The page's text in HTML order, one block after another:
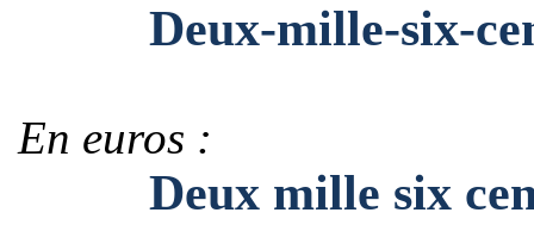
Deux-mille-six-
En euros :
Deux mille six cent